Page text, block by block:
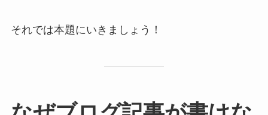
それでは本題にいきましょう！